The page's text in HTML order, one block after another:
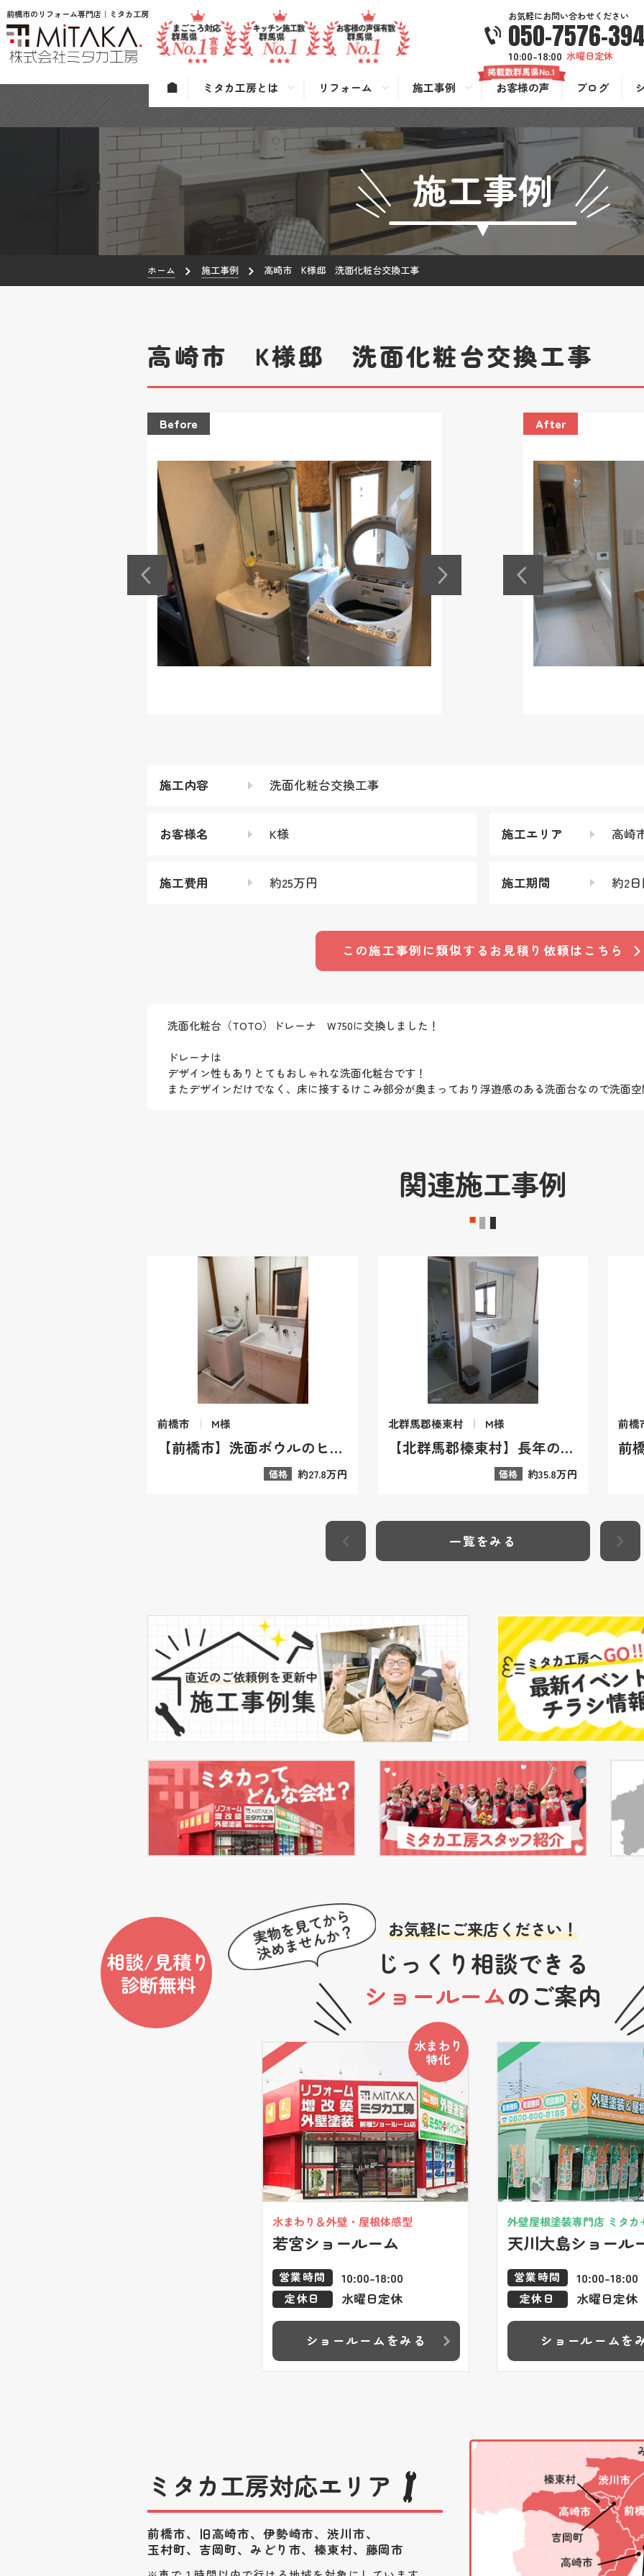
前橋市のリフォーム専門店｜ミタカ工房 お気軽にお問い合わせください
050-7576-
10:00-18:00 水曜日定休
ミタカ工房とは リフォーム 施工事例 お客様の声 ブログ
施工事例
ホーム 施工事例 高崎市 K様邸 洗面化粧台交換工事
高崎市 K様邸 洗面化粧台交換工事
施工内容 洗面化粧台交換工事
お客様名 K様 施工エリア 高崎
施工費用 約25万円 施工期間 約2
この施工事例に類似する お見積り依頼はこちら
洗面化粧台（TOTO）ドレーナ W750に交換しました！
ドレーナは
デザイン性もありとてもおしゃれな洗面化粧台です！
またデザインだけでなく、床に接するけこみ部分が奥まっており浮遊感のある洗面台なので洗面
関連施工事例
前橋市 M様
【前橋市】洗面ボウルのヒビ割れと床の軋みを解消！LIXIL「ピアラ」で叶える、毎朝が楽しくなる快適洗面リフォーム施工事例
価格 約27.8万円
北群馬郡榛東村 M様
【北群馬郡榛東村】長年の汚れが落ち切らない洗面台をリフォーム！トクラス「エポック」で「自分でキレイを育てる」感動の洗面所リフォーム事例
価格 約35.8万円
前橋
一覧をみる
相談/見積り
診断無料
お気軽にご来店ください！
じっくり相談できる
ショールームのご案内
水まわり＆外壁・屋根体感型
若宮ショールーム
水まわり
特化
営業時間 10:00-18:00
定休日 水曜日定休
ショールームをみる
外壁屋根塗装専門店 ミタ
天川大島ショール
営業時間 10:00-18:00
定休日 水曜日定休
ショールームを
ミタカ工房対応エリア
前橋市、旧高崎市、伊勢崎市、渋川市、
玉村町、 吉岡町、みどり市、榛東村、藤岡市